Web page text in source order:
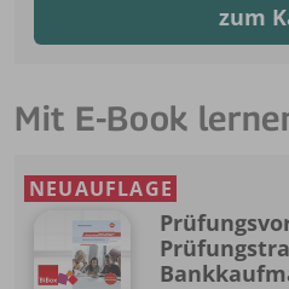
zum
Mit E-Book
NEUAUFLAGE